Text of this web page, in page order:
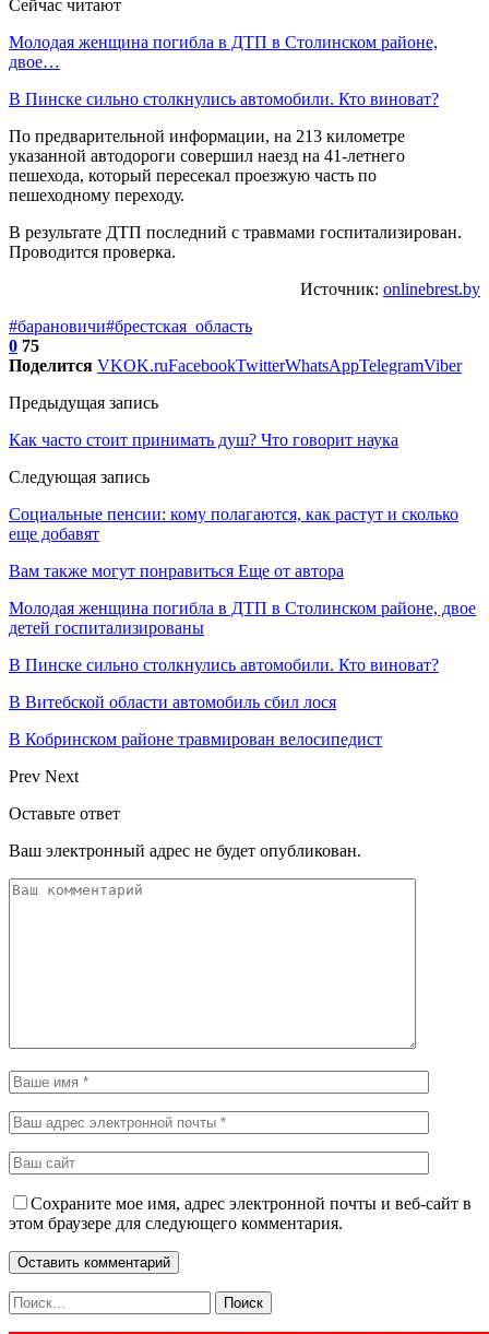
Сейчас читают
Молодая женщина погибла в ДТП в Столинском районе,
двое…
В Пинске сильно столкнулись автомобили. Кто виноват?
По предварительной информации, на 213 километре
указанной автодороги совершил наезд на 41-летнего
пешехода, который пересекал проезжую часть по
пешеходному переходу.
В результате ДТП последний с травмами госпитализирован.
Проводится проверка.
Источник: onlinebrest.by
#барановичи#брестская_область
0 75
Поделится VKOK.ruFacebookTwitterWhatsAppTelegramViber
Предыдущая запись
Как часто стоит принимать душ? Что говорит наука
Следующая запись
Социальные пенсии: кому полагаются, как растут и сколько
еще добавят
Вам также могут понравиться Еще от автора
Молодая женщина погибла в ДТП в Столинском районе, двое
детей госпитализированы
В Пинске сильно столкнулись автомобили. Кто виноват?
В Витебской области автомобиль сбил лося
В Кобринском районе травмирован велосипедист
Prev Next
Оставьте ответ
Ваш электронный адрес не будет опубликован.
Сохраните мое имя, адрес электронной почты и веб-сайт в
этом браузере для следующего комментария.